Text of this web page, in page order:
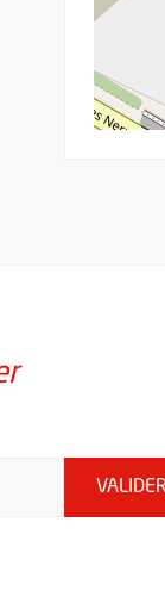
d'Angers,